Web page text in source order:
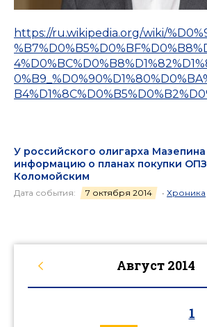
https://ru.wikipedia.org/wiki/
У российского олигарха
информацию о планах покупки
Коломойским
Дата события: 7 октября 2014 • Хроника
Август 2014
1